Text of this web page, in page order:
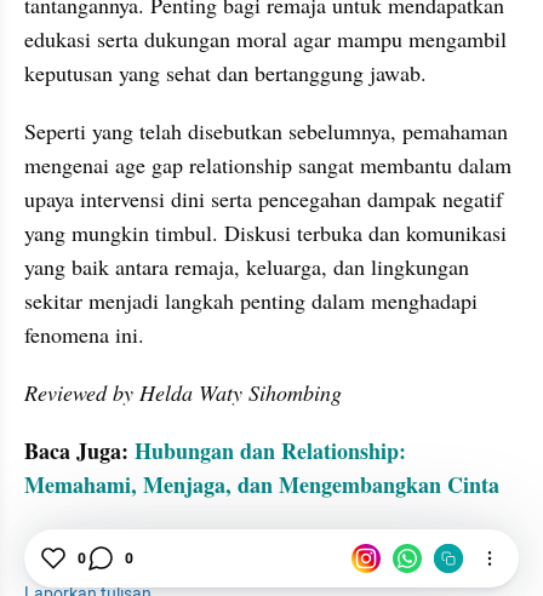
edukasi serta dukungan moral agar mampu mengambil
keputusan yang sehat dan bertanggung jawab.
Seperti yang telah disebutkan sebelumnya, pemahaman
mengenai age gap relationship sangat membantu dalam
upaya intervensi dini serta pencegahan dampak negatif
yang mungkin timbul. Diskusi terbuka dan komunikasi
yang baik antara remaja, keluarga, dan lingkungan
sekitar menjadi langkah penting dalam menghadapi
fenomena ini.
Reviewed by Helda Waty Sihombing
Baca Juga: Hubungan dan Relationship:
Memahami, Menjaga, dan Mengembangkan Cinta
Relationship
Remaja
0 0